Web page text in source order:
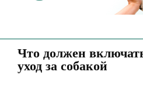
Что должен
уход за собакой